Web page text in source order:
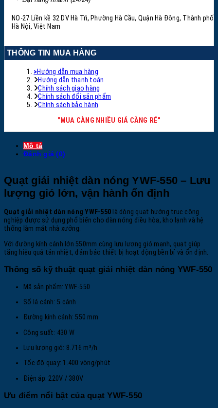
NO-27 Liền kề 32 DV Hà Trì, Phường Hà Cầu, Quận Hà Đông, Thành phố
Hà Nội, Việt Nam
THÔNG TIN MUA HÀNG
>Hướng dẫn mua hàng
Hướng dẫn thanh toán
Chính sách giao hàng
Chính sách đổi sản phẩm
Chính sách bảo hành
"MUA CÀNG NHIỀU GIÁ CÀNG RẺ"
Mô tả
Đánh giá (0)
Quạt giải nhiệt dàn nóng YWF-550 – Lưu
lượng gió lớn, vận hành ổn định
Quạt giải nhiệt dàn nóng YWF-550 là dòng quạt hướng trục công
nghiệp được sử dụng phổ biến cho dàn nóng điều hòa, kho lạnh và hệ
thống làm mát nhà xưởng.
Với đường kính cánh lớn 550mm cùng lưu lượng gió mạnh, quạt giúp
tăng hiệu quả tản nhiệt, đảm bảo thiết bị hoạt động bền bỉ và ổn định.
Thông số kỹ thuật quạt giải nhiệt dàn nóng YWF-550
Mã sản phẩm: YWF-550
Số lá cánh: 5 cánh
Đường kính cánh: 550 mm
Công suất: 430 W
Lưu lượng gió: 8.716 m³/h
Tốc độ quay: 1.400 vòng/phút
Điện áp: 220V / 380V
Ưu điểm nổi bật của quạt YWF-550